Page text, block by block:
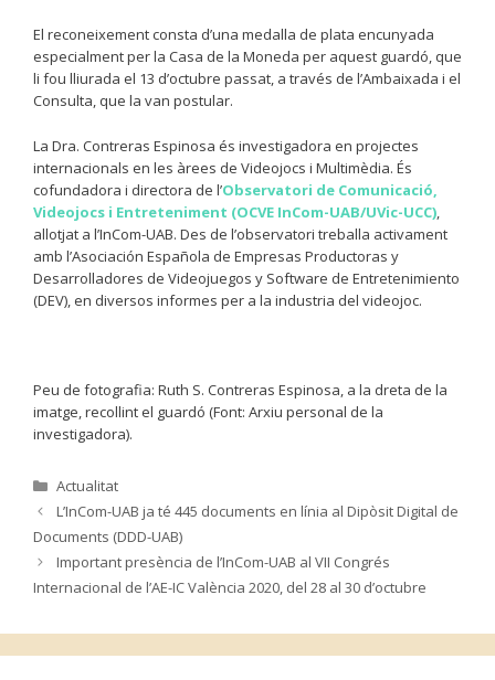
El reconeixement consta d’una medalla de plata encunyada
especialment per la Casa de la Moneda per aquest guardó, que
li fou lliurada el 13 d’octubre passat, a través de l’Ambaixada i el
Consulta, que la van postular.
La Dra. Contreras Espinosa és investigadora en projectes
internacionals en les àrees de Videojocs i Multimèdia. És
cofundadora i directora de l’Observatori de Comunicació,
Videojocs i Entreteniment (OCVE InCom-UAB/UVic-UCC)
allotjat a l’InCom-UAB. Des de l’observatori treballa activament
amb l’Asociación Española de Empresas Productoras y
Desarrolladores de Videojuegos y Software de Entretenimiento
(DEV), en diversos informes per a la industria del videojoc.
Peu de fotografia: Ruth S. Contreras Espinosa, a la dreta de la
imatge, recollint el guardó (Font: Arxiu personal de la
investigadora).
Categories
Actualitat
L’InCom-UAB ja té 445 documents en línia al Dipòsit Digital de
Documents (DDD-UAB)
Important presència de l’InCom-UAB al VII Congrés
Internacional de l’AE-IC València 2020, del 28 al 30 d’octubre